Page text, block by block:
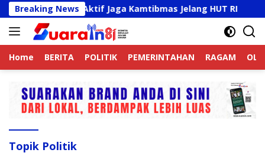
Langsung
ke
konten
Breaking News
Online Aktif Jaga Kamtibmas Jelang HUT RI
Home BERITA POLITIK PEMERINTAHAN RAGAM
Topik Politik